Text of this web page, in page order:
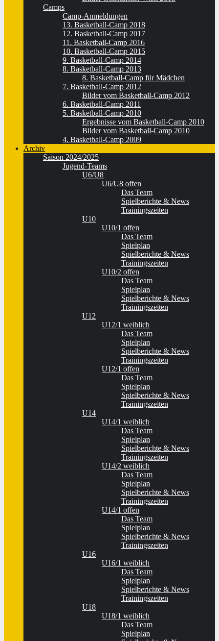
Camps
Camp-Anmeldungen
13. Basketball-Camp 2018
12. Basketball-Camp 2017
11. Basketball-Camp 2016
10. Basketball-Camp 2015
9. Basketball-Camp 2014
8. Basketball-Camp 2013
8. Basketball-Camp für Mädchen
7. Basketball-Camp 2012
Bilder vom Basketball-Camp 2012
6. Basketball-Camp 2011
5. Basketball-Camp 2010
Ergebnisse vom Basketball-Camp 2010
Bilder vom Basketball-Camp 2010
4. Basketball-Camp 2009
Archiv
Saison 2024/2025
Jugend-Teams
U6/U8
U6/U8 offen
Das Team
Spielberichte & News
Trainingszeiten
U10
U10/1 offen
Das Team
Spielplan
Spielberichte & News
Trainingszeiten
U10/2 offen
Das Team
Spielplan
Spielberichte & News
Trainingszeiten
U12
U12/1 weiblich
Das Team
Spielplan
Spielberichte & News
Trainingszeiten
U12/1 offen
Das Team
Spielplan
Spielberichte & News
Trainingszeiten
U14
U14/1 weiblich
Das Team
Spielplan
Spielberichte & News
Trainingszeiten
U14/2 weiblich
Das Team
Spielplan
Spielberichte & News
Trainingszeiten
U14/1 offen
Das Team
Spielplan
Spielberichte & News
Trainingszeiten
U16
U16/1 weiblich
Das Team
Spielplan
Spielberichte & News
Trainingszeiten
U18
U18/1 weiblich
Das Team
Spielplan